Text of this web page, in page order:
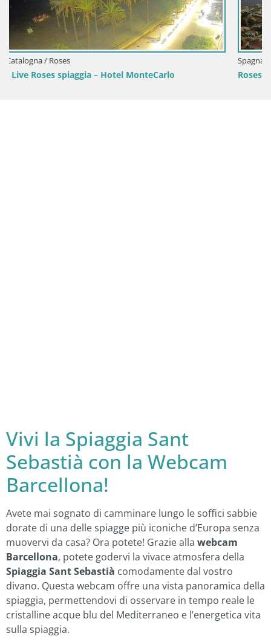
Spagna / Catalogna / Roses
Roses – Porto di pesce e la baia
Vivi la Spiaggia Sant
Sebastià con la Webcam
Barcellona!
Avete mai sognato di camminare lungo le soffici sabbie
dorate di una delle spiagge più iconiche d’Europa senza
muovervi da casa? Ora potete! Grazie alla webcam
Barcellona, potete godervi la vivace atmosfera della
Spiaggia Sant Sebastià comodamente dal vostro
divano. Questa webcam offre una vista panoramica della
spiaggia, permettendovi di osservare in tempo reale le
cristalline acque blu del Mediterraneo e l’energetica vita
sulla spiaggia.